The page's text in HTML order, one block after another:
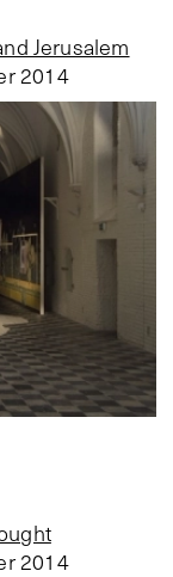
Jerusalem
2014
2014